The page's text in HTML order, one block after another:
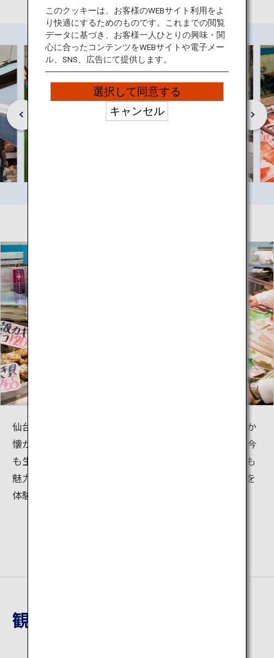
仙台朝市には常に威勢のいい掛け声が響き渡り、どこか
懐かしくレトロな雰囲気とともに、昔ながらの活気が今
も生きています。店舗の方と会話をしながらの買い物も
魅力です。新鮮な食材を味わいながら、仙台の食文化を
体験してみてはいかがですか？
観光地詳細
このクッキーは、お客様のWEBサイト利用をよ
り快適にするためのものです。これまでの閲覧
データに基づき、お客様一人ひとりの興味・関
心に合ったコンテンツをWEBサイトや電子メー
ル、SNS、広告にて提供します。
選択して同意する
キャンセル